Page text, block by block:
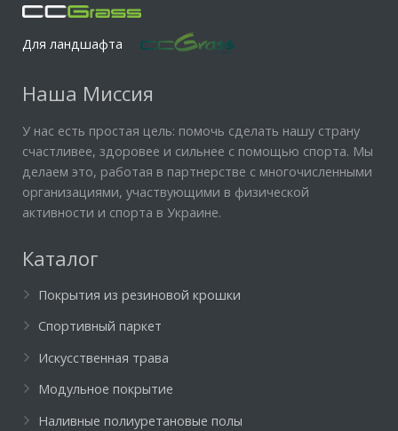
Для ландшафта
Наша Миссия
У нас есть простая цель: помочь сделать нашу страну
счастливее, здоровее и сильнее с помощью спорта. Мы
делаем это, работая в партнерстве с многочисленными
организациями, участвующими в физической
активности и спорта в Украине.
Каталог
Покрытия из резиновой крошки
Спортивный паркет
Искусственная трава
Модульное покрытие
Наливные полиуретановые полы